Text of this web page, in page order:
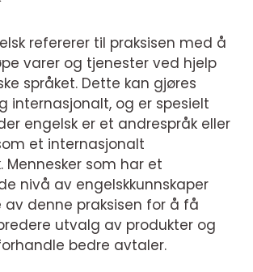
refererer til praksisen med å
varer og tjenester ved hjelp
språket. Dette kan gjøres
internasjonalt, og er spesielt
engelsk er et andrespråk eller
et internasjonalt
Mennesker som har et
nivå av engelskkunnskaper
denne praksisen for å få
utvalg av produkter og
bedre avtaler.